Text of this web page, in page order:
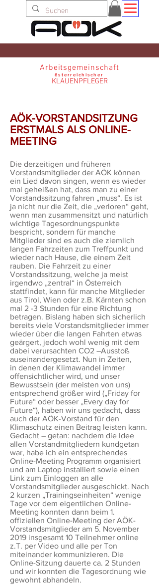
Arbeitsgemeinschaft
österreichischer
KLAUENPFLEGER
AÖK-VORSTANDSITZUNG
ERSTMALS ALS ONLINE-
MEETING
Die derzeitigen und früheren
Vorstandsmitglieder der AÖK können
ein Lied davon singen, wenn es wieder
mal geheißen hat, dass man zu einer
Vorstandssitzung fahren „muss“. Es ist
ja nicht nur die Zeit, die „verloren“ geht,
wenn man zusammensitzt und natürlich
wichtige Tagesordnungspunkte
bespricht, sondern für manche
Mitglieder sind es auch die ziemlich
langen Fahrzeiten zum Treffpunkt und
wieder nach Hause, die einem Zeit
rauben. Die Fahrzeit zu einer
Vorstandssitzung, welche ja meist
irgendwo „zentral“ in Österreich
stattfindet, kann für manche Mitglieder
aus Tirol, Wien oder z.B. Kärnten schon
mal 2 -3 Stunden für eine Richtung
betragen. Bislang haben sich sicherlich
bereits viele Vorstandsmitglieder immer
wieder über die langen Fahrten etwas
geärgert, jedoch wohl wenig mit dem
dabei verursachten CO2 –Ausstoß
auseinandergesetzt. Nun in Zeiten,
in denen der Klimawandel immer
offensichtlicher wird, und unser
Bewusstsein (der meisten von uns)
entsprechend größer wird („Friday for
Future“ oder besser „Every day for
Future“), haben wir uns gedacht, dass
auch der AÖK-Vorstand für den
Klimaschutz einen Beitrag leisten kann.
Gedacht – getan: nachdem die Idee
allen Vorstandmitgliedern kundgetan
war, habe ich ein entsprechendes
Online-Meeting Programm organisiert
und am Laptop installiert sowie einen
Link zum Einloggen an alle
Vorstandsmitglieder ausgeschickt. Nach
2 kurzen „Trainingseinheiten“ wenige
Tage vor dem eigentlichen Online-
Meeting konnten dann beim 1.
offiziellen Online-Meeting der AÖK-
Vorstandsmitglieder am 5. November
2019 insgesamt 10 Teilnehmer online
z.T. per Video und alle per Ton
miteinander kommunizieren. Die
Online-Sitzung dauerte ca. 2 Stunden
und wir konnten die Tagesordnung wie
gewohnt abhandeln.